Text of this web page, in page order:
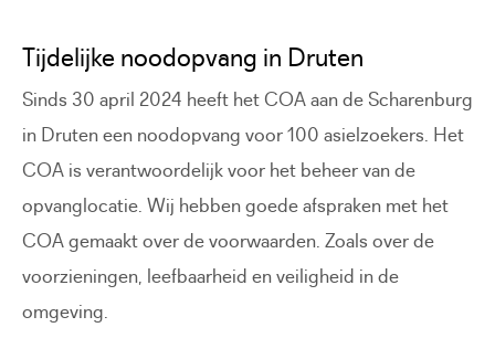
Tijdelijke noodopvang in Druten
Sinds 30 april 2024 heeft het COA aan de Scharenburg
in Druten een noodopvang voor 100 asielzoekers. Het
COA is verantwoordelijk voor het beheer van de
opvanglocatie. Wij hebben goede afspraken met het
COA gemaakt over de voorwaarden. Zoals over de
voorzieningen, leefbaarheid en veiligheid in de
omgeving.